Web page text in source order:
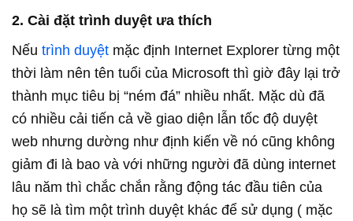
2. Cài đặt trình duyệt ưa thích
Nếu trình duyệt mặc định Internet Explorer từng một
thời làm nên tên tuổi của Microsoft thì giờ đây lại trở
thành mục tiêu bị “ném đá” nhiều nhất. Mặc dù đã
có nhiều cải tiến cả về giao diện lẫn tốc độ duyệt
web nhưng dường như định kiến về nó cũng không
giảm đi là bao và với những người đã dùng internet
lâu năm thì chắc chắn rằng động tác đầu tiên của
họ sẽ là tìm một trình duyệt khác để sử dụng ( mặc